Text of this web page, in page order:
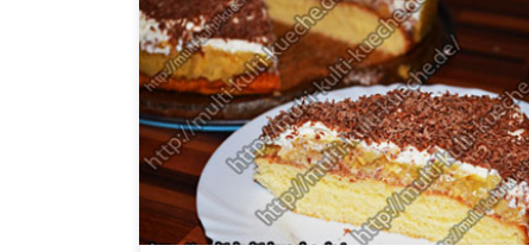
Zutaten für sie Schwedische Apfeltorte Für den
Boden2 Eier125g Zucker100g Mehl40ml Öl6 EL
Milch1/2 Backpulver Für die oberste Schicht300ml
SahneSchoko raspeln Für die Apfelschicht2 Eier5
Äpfel100g Zucker2 Päckchen Vanille-Saucenpulver50g
ButterSaft von einer Zitrone Zubereitung für
Schwedische Apfeltorte Die Äpfel schälen und klein
schneiden. Alle Zutaten für den Teig in eine […]